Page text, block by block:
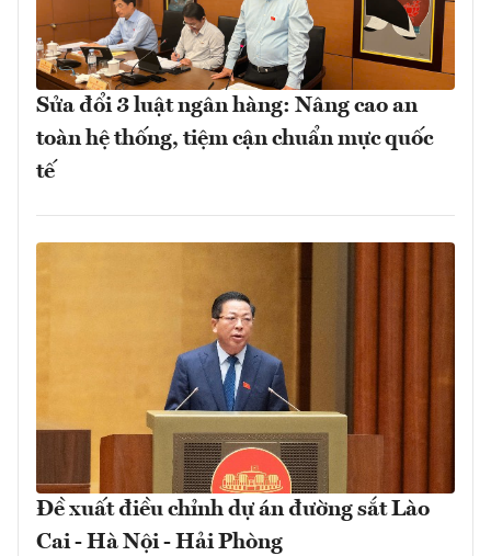
Sửa đổi 3 luật ngân hàng: Nâng cao an
toàn hệ thống, tiệm cận chuẩn mực quốc
tế
Đề xuất điều chỉnh dự án đường sắt Lào
Cai - Hà Nội - Hải Phòng